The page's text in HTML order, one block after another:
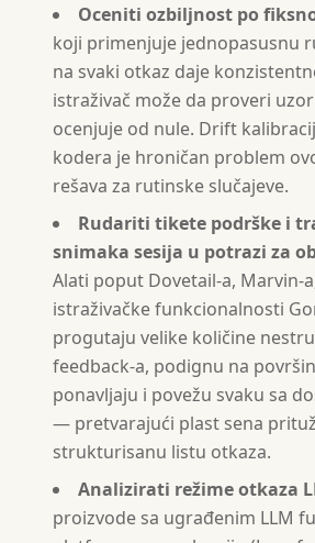
Oceniti ozbiljnost po
koji primenjuje jednopasusnu
na svaki otkaz daje
istraživač može da proveri
ocenjuje od nule. Drift
kodera je hroničan problem
rešava za rutinske slučajeve.
Rudariti tikete podrške i
snimaka sesija u potrazi za
Alati poput Dovetail-a, Marvin-
istraživačke funkcionalnosti
progutaju velike količine
feedback-a, podignu na
ponavljaju i povežu svaku sa
— pretvarajući plast sena
strukturisanu listu otkaza.
Analizirati režime otkaza
proizvode sa ugrađenim LLM